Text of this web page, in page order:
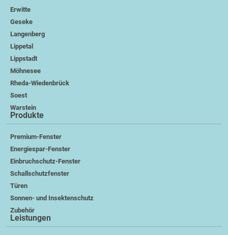
Erwitte
Geseke
Langenberg
Lippetal
Lippstadt
Möhnesee
Rheda-Wiedenbrück
Soest
Warstein
Produkte
Premium-Fenster
Energiespar-Fenster
Einbruchschutz-Fenster
Schallschutzfenster
Türen
Sonnen- und Insektenschutz
Zubehör
Leistungen